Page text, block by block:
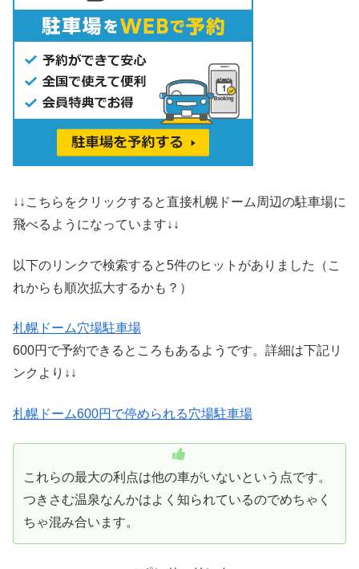
↓↓こちらをクリックすると直接札幌ドーム周辺の駐車場に
飛べるようになっています↓↓
以下のリンクで検索すると5件のヒットがありました（こ
れからも順次拡大するかも？）
札幌ドーム穴場駐車場
600円で予約できるところもあるようです。詳細は下記リ
ンクより↓↓
札幌ドーム600円で停められる穴場駐車場
これらの最大の利点は他の車がいないという点です。
つきさむ温泉なんかはよく知られているのでめちゃく
ちゃ混み合います。